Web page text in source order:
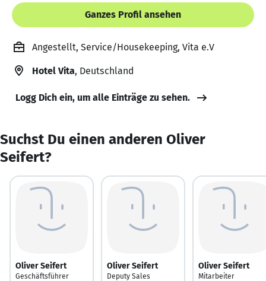
Ganzes Profil ansehen
Angestellt, Service/Housekeeping, Vita e.V
Hotel Vita, Deutschland
Logg Dich ein, um alle Einträge zu sehen.
Suchst Du einen anderen Oliver
Seifert?
Oliver Seifert
Geschäftsführer
Oliver Seifert
Deputy Sales
Oliver Seifert
Mitarbeiter